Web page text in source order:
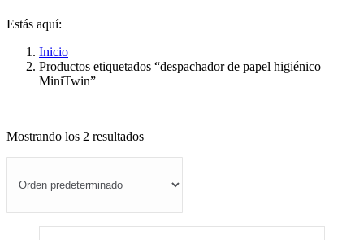
Estás aquí:
Inicio
Productos etiquetados “despachador de papel higiénico
MiniTwin”
Mostrando los 2 resultados